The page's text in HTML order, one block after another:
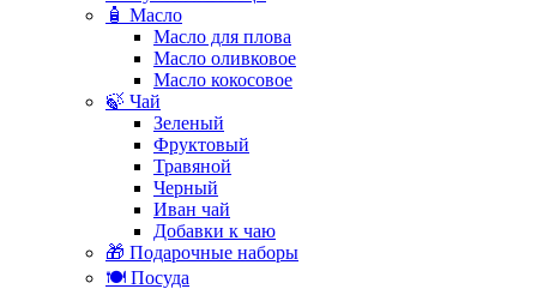
🧴 Масло
Масло для плова
Масло оливковое
Масло кокосовое
🍃 Чай
Зеленый
Фруктовый
Травяной
Черный
Иван чай
Добавки к чаю
🎁 Подарочные наборы
🍽️ Посуда